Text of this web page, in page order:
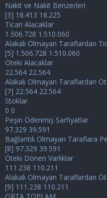
Nakit ve Nakit Benzerleri
[3] 18.413 18.225
Ticari Alacaklar
1.506.728 1.510.060
Alakalı Olmayan Taraflardan
[5] 1.506.728 1.510.060
Öteki Alacaklar
22.564 22.564
Alakalı Olmayan Taraflardan
[7] 22.564 22.564
Stoklar
0 0
Peşin Ödenmiş Sarfiyatlar
97.329 39.591
Bağlantılı Olmayan Taraflara
[8] 97.329 39.591
Öteki Dönen Varlıklar
111.238 110.211
Alakalı Olmayan Taraflardan
[9] 111.238 110.211